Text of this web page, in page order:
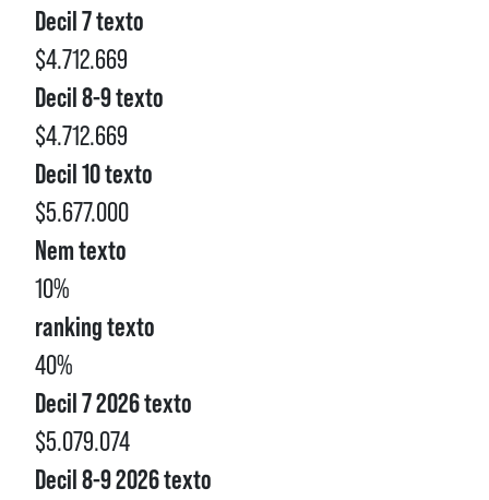
Decil 7 texto
$4.712.669
Decil 8-9 texto
$4.712.669
Decil 10 texto
$5.677.000
Nem texto
10%
ranking texto
40%
Decil 7 2026 texto
$5.079.074
Decil 8-9 2026 texto